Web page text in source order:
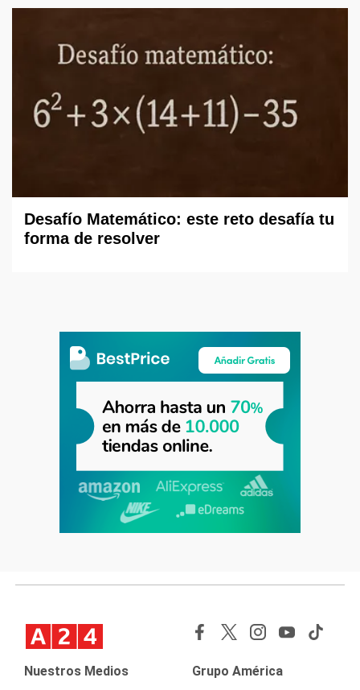
Desafío Matemático: este reto desafía tu
forma de resolver
Nuestros Medios Grupo América